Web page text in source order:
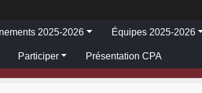
2025-2026 Équipes 2025-2026
Participer Présentation CPA